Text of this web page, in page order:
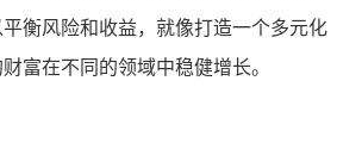
衡风险和收益，就像打造一个多元化
富在不同的领域中稳健增长。